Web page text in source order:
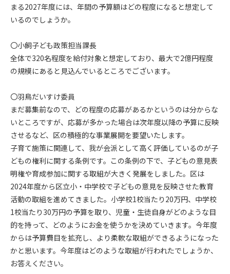
まる2027年度には、年間の予算額はどの程度になると想定して
いるのでしょうか。
〇小飼子ども政策担当課長
全体で320名程度を給付対象と想定しており、最大で2億円程度
の規模にあると見込んでいるところでございます。
〇羽鳥だいすけ委員
まだ募集前なので、どの程度の応募があるかというのは分からな
いところですが、応募が多かった場合は次年度以降の予算に反映
させるなど、区の積極的な事業展開を要望いたします。
子育て施策に関連して、我が会派として高く評価しているのが子
どもの権利に関する条例です。この条例の下で、子どもの意見表
明権や育成参加に関する取組が大きく発展をしました。区は
2024年度から区立小・中学校で子どもの意見を反映させた教育
活動の取組を進めてきました。小学校1校当たり20万円、中学校
1校当たり30万円の予算を取り、児童・生徒自身がどのような目
的を持って、どのようにお金を使うかを決めていきます。今年度
からは予算費目を拡充し、より柔軟な取組ができるようになった
かと思います。今年度はどのような取組が行われたでしょうか、
お答えください。